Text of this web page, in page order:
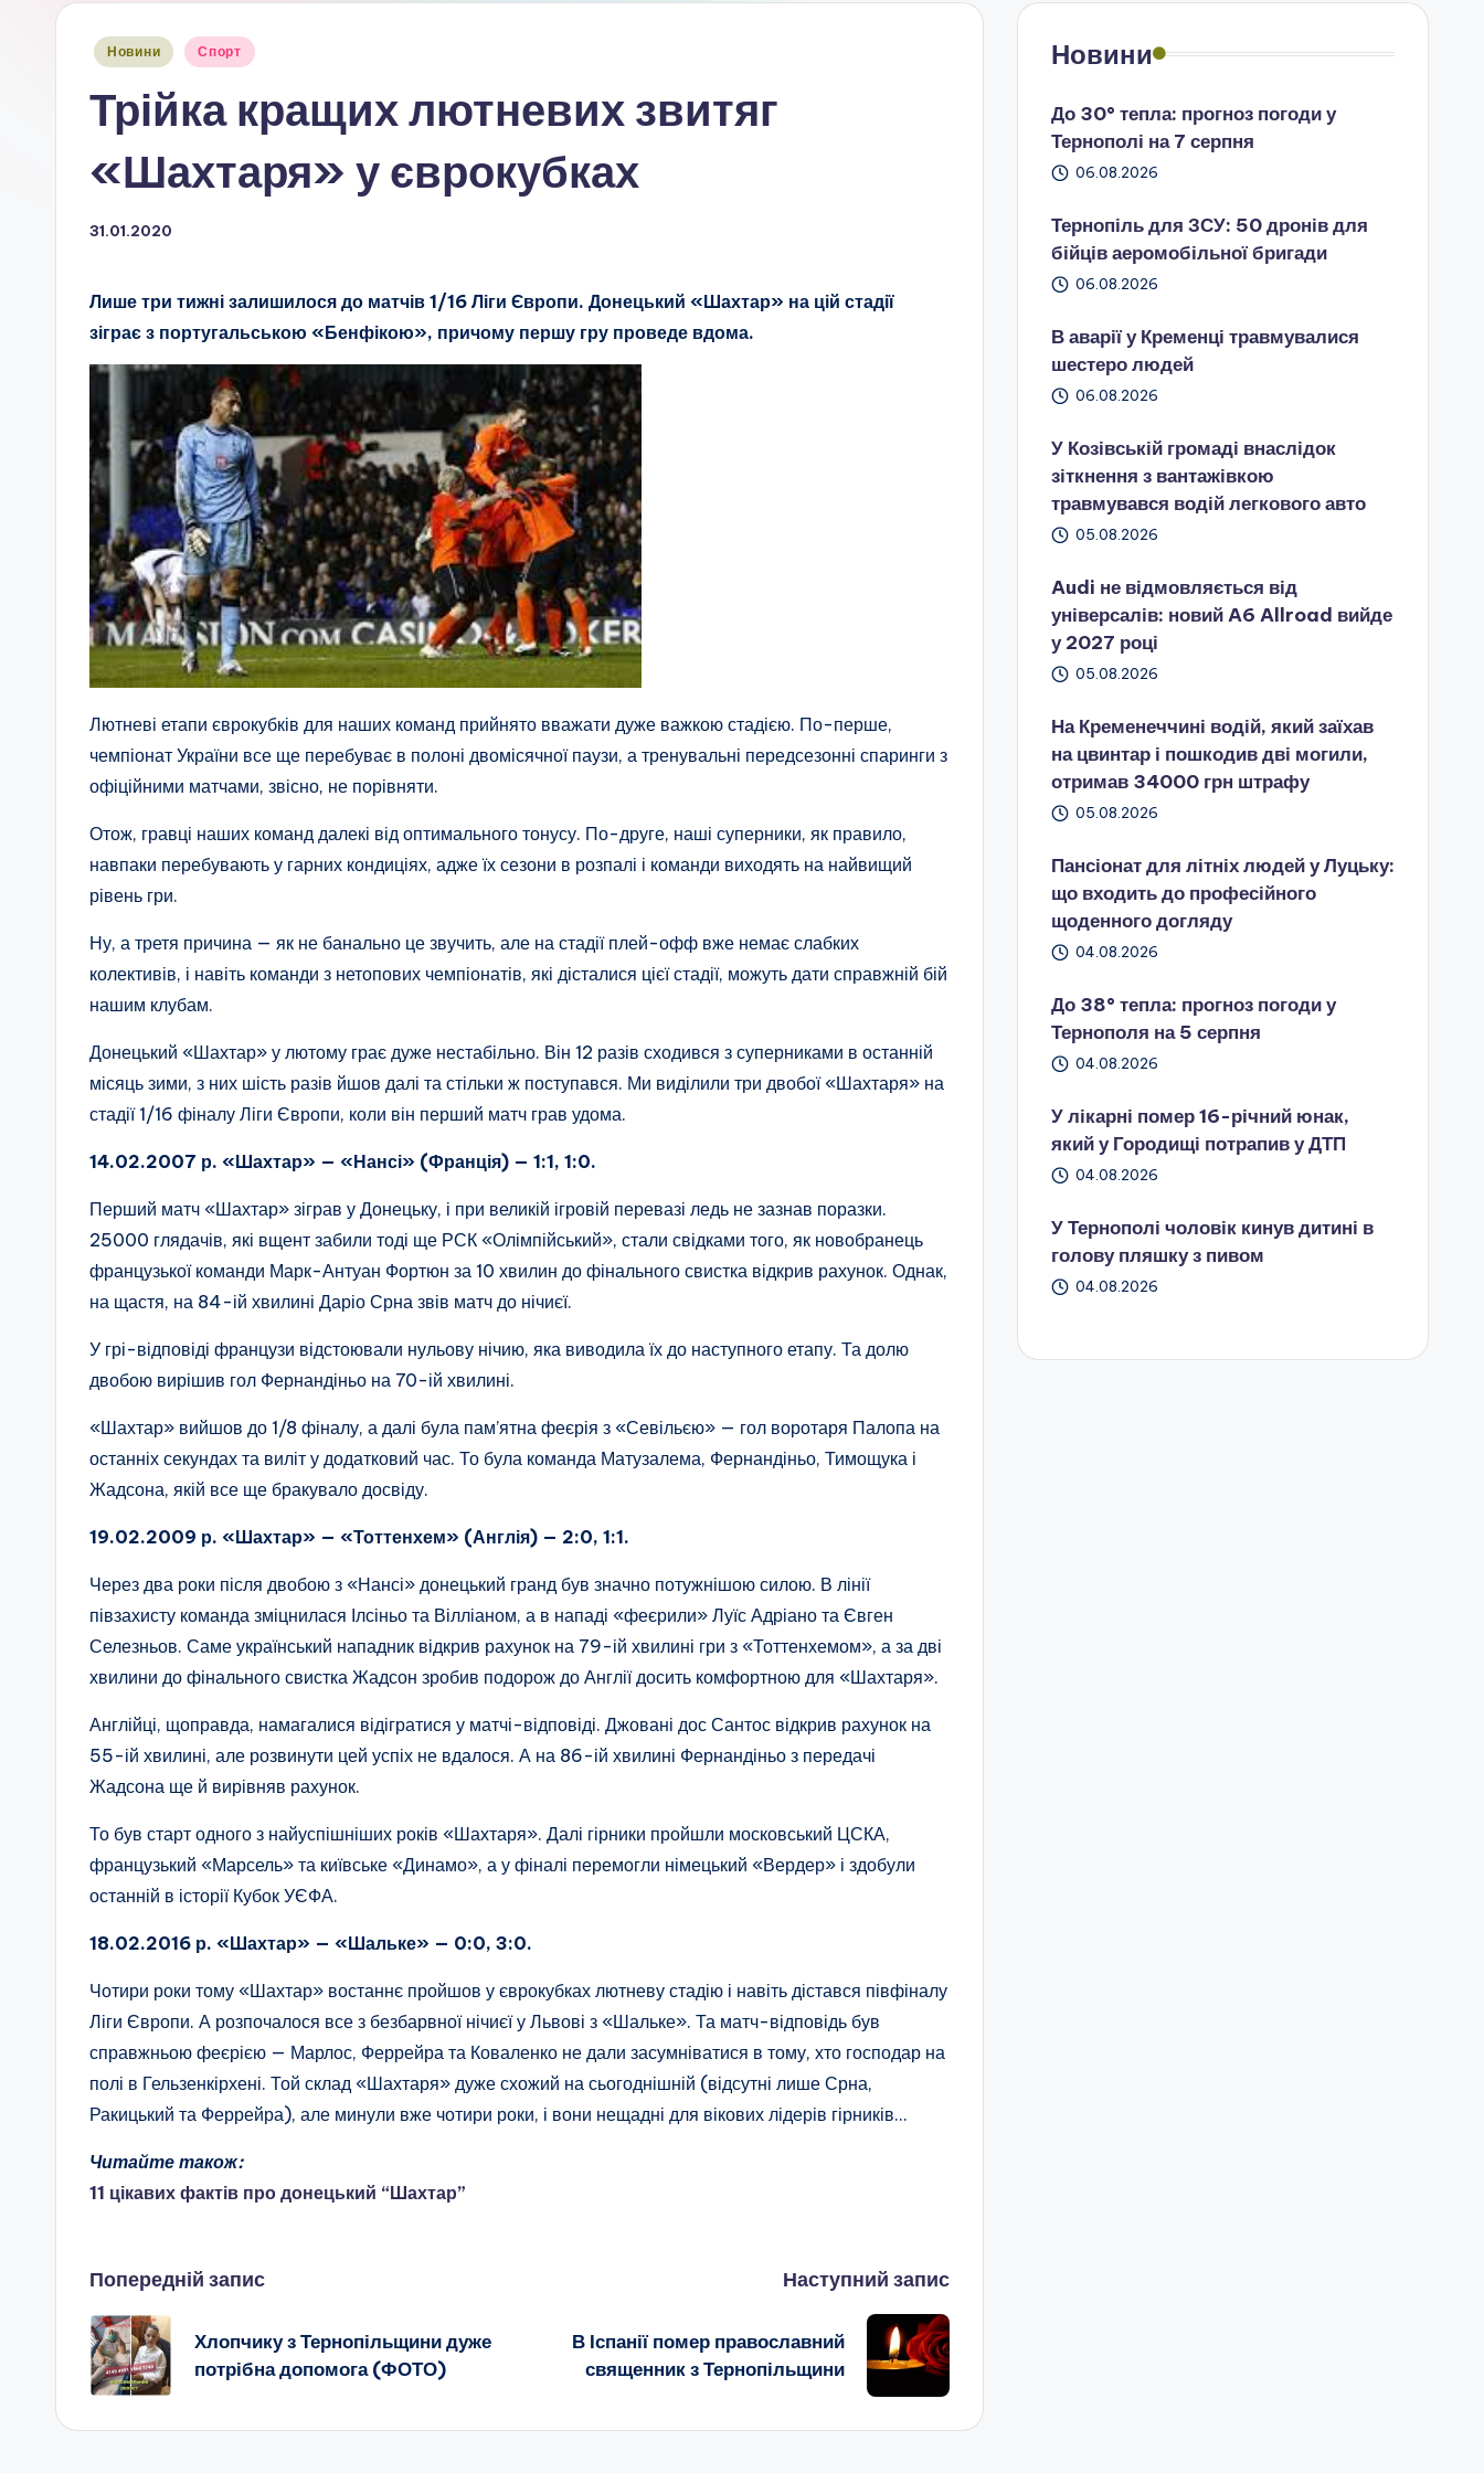
Опубліковано
Новини Спорт
Трійка кращих лютневих звитяг
«Шахтаря» у єврокубках
31.01.2020
Лише три тижні залишилося до матчів 1/16 Ліги Європи. Донецький «Шахтар» на цій стадії
зіграє з португальською «Бенфікою», причому першу гру проведе вдома.
Лютневі етапи єврокубків для наших команд прийнято вважати дуже важкою стадією. По-перше,
чемпіонат України все ще перебуває в полоні двомісячної паузи, а тренувальні передсезонні спаринги з
офіційними матчами, звісно, не порівняти.
Отож, гравці наших команд далекі від оптимального тонусу. По-друге, наші суперники, як правило,
навпаки перебувають у гарних кондиціях, адже їх сезони в розпалі і команди виходять на найвищий
рівень гри.
Ну, а третя причина — як не банально це звучить, але на стадії плей-офф вже немає слабких
колективів, і навіть команди з нетопових чемпіонатів, які дісталися цієї стадії, можуть дати справжній бій
нашим клубам.
Донецький «Шахтар» у лютому грає дуже нестабільно. Він 12 разів сходився з суперниками в останній
місяць зими, з них шість разів йшов далі та стільки ж поступався. Ми виділили три двобої «Шахтаря» на
стадії 1/16 фіналу Ліги Європи, коли він перший матч грав удома.
14.02.2007 р. «Шахтар» — «Нансі» (Франція) — 1:1, 1:0.
Перший матч «Шахтар» зіграв у Донецьку, і при великій ігровій перевазі ледь не зазнав поразки.
25000 глядачів, які вщент забили тоді ще РСК «Олімпійський», стали свідками того, як новобранець
французької команди Марк-Антуан Фортюн за 10 хвилин до фінального свистка відкрив рахунок. Однак,
на щастя, на 84-ій хвилині Даріо Срна звів матч до нічиєї.
У грі-відповіді французи відстоювали нульову нічию, яка виводила їх до наступного етапу. Та долю
двобою вирішив гол Фернандіньо на 70-ій хвилині.
«Шахтар» вийшов до 1/8 фіналу, а далі була пам’ятна феєрія з «Севільєю» — гол воротаря Палопа на
останніх секундах та виліт у додатковий час. То була команда Матузалема, Фернандіньо, Тимощука і
Жадсона, якій все ще бракувало досвіду.
19.02.2009 р. «Шахтар» — «Тоттенхем» (Англія) — 2:0, 1:1.
Через два роки після двобою з «Нансі» донецький гранд був значно потужнішою силою. В лінії
півзахисту команда зміцнилася Ілсіньо та Вілліаном, а в нападі «феєрили» Луїс Адріано та Євген
Селезньов. Саме український нападник відкрив рахунок на 79-ій хвилині гри з «Тоттенхемом», а за дві
хвилини до фінального свистка Жадсон зробив подорож до Англії досить комфортною для «Шахтаря».
Англійці, щоправда, намагалися відігратися у матчі-відповіді. Джовані дос Сантос відкрив рахунок на
55-ій хвилині, але розвинути цей успіх не вдалося. А на 86-ій хвилині Фернандіньо з передачі
Жадсона ще й вирівняв рахунок.
То був старт одного з найуспішніших років «Шахтаря». Далі гірники пройшли московський ЦСКА,
французький «Марсель» та київське «Динамо», а у фіналі перемогли німецький «Вердер» і здобули
останній в історії Кубок УЄФА.
18.02.2016 р. «Шахтар» — «Шальке» — 0:0, 3:0.
Чотири роки тому «Шахтар» востаннє пройшов у єврокубках лютневу стадію і навіть дістався півфіналу
Ліги Європи. А розпочалося все з безбарвної нічиєї у Львові з «Шальке». Та матч-відповідь був
справжньою феєрією — Марлос, Феррейра та Коваленко не дали засумніватися в тому, хто господар на
полі в Гельзенкірхені. Той склад «Шахтаря» дуже схожий на сьогоднішній (відсутні лише Срна,
Ракицький та Феррейра), але минули вже чотири роки, і вони нещадні для вікових лідерів гірників…
Читайте також:
11 цікавих фактів про донецький “Шахтар”
Навігація
по
запису
Попередній запис
Хлопчику з Тернопільщини дуже
потрібна допомога (ФОТО)
Наступний запис
В Іспанії помер православний
священник з Тернопільщини
Новини
До 30° тепла: прогноз погоди у
Тернополі на 7 серпня
06.08.2026
Тернопіль для ЗСУ: 50 дронів для
бійців аеромобільної бригади
06.08.2026
В аварії у Кременці травмувалися
шестеро людей
06.08.2026
У Козівській громаді внаслідок
зіткнення з вантажівкою
травмувався водій легкового авто
05.08.2026
Audi не відмовляється від
універсалів: новий A6 Allroad вийде
у 2027 році
05.08.2026
На Кременеччині водій, який заїхав
на цвинтар і пошкодив дві могили,
отримав 34000 грн штрафу
05.08.2026
Пансіонат для літніх людей у Луцьку:
що входить до професійного
щоденного догляду
04.08.2026
До 38° тепла: прогноз погоди у
Тернополя на 5 серпня
04.08.2026
У лікарні помер 16-річний юнак,
який у Городищі потрапив у ДТП
04.08.2026
У Тернополі чоловік кинув дитині в
голову пляшку з пивом
04.08.2026